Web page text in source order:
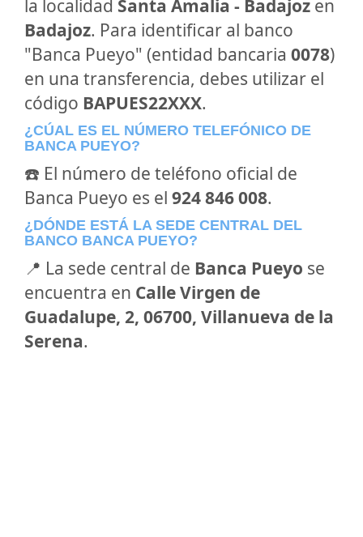
la localidad Santa Amalia - Badajoz en
Badajoz. Para identificar al banco
"Banca Pueyo" (entidad bancaria 0078)
en una transferencia, debes utilizar el
código BAPUES22XXX.
¿CÚAL ES EL NÚMERO TELEFÓNICO DE
BANCA PUEYO?
☎️ El número de teléfono oficial de
Banca Pueyo es el 924 846 008.
¿DÓNDE ESTÁ LA SEDE CENTRAL DEL
BANCO BANCA PUEYO?
📍 La sede central de Banca Pueyo se
encuentra en Calle Virgen de
Guadalupe, 2, 06700, Villanueva de la
Serena.